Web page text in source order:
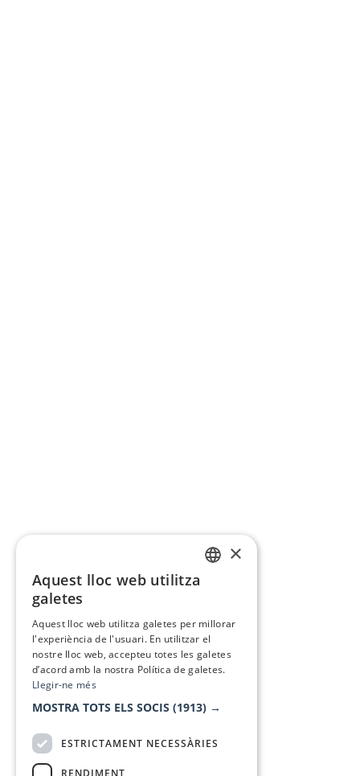
×
Aquest lloc web utilitza
galetes
Aquest lloc web utilitza galetes per millorar
l'experiència de l'usuari. En utilitzar el
nostre lloc web, accepteu totes les galetes
d’acord amb la nostra Política de galetes.
Llegir-ne més
MOSTRA TOTS ELS SOCIS (1913) →
ESTRICTAMENT NECESSÀRIES
RENDIMENT